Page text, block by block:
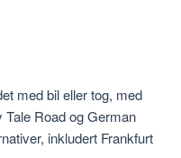
med bil eller tog, med
Road og German
inkludert Frankfurt